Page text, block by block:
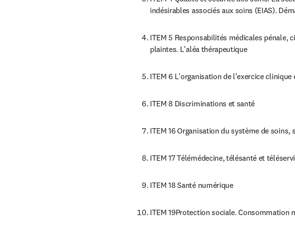
indésirables associés aux soins (EIAS).
ITEM 5 Responsabilités médicales pénale,
plaintes. L'aléa thérapeutique
ITEM 6 L'organisation de l'exercice
ITEM 8 Discriminations et santé
ITEM 16 Organisation du système de
ITEM 17 Télémédecine, télésanté et
ITEM 18 Santé numérique
ITEM 19Protection sociale. Consommation